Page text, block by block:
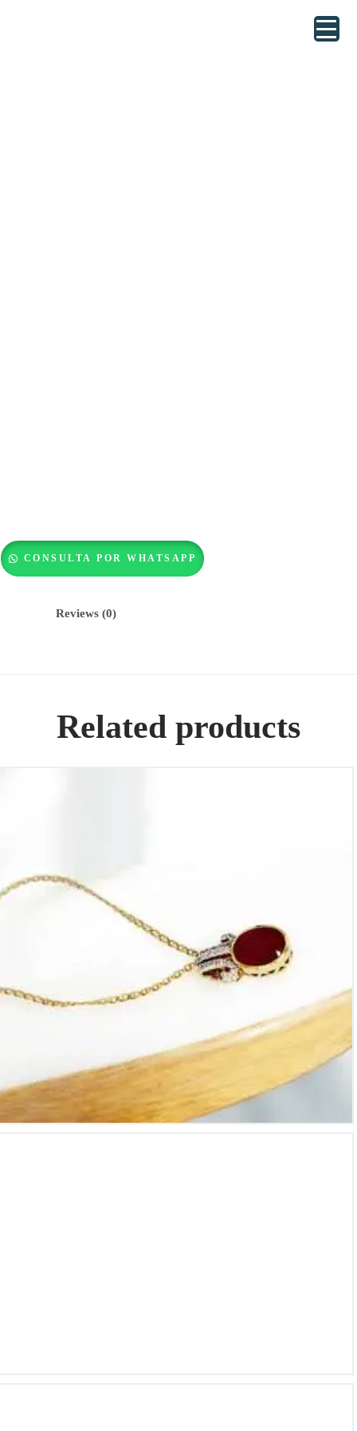
CONSULTA POR WHATSAPP
Reviews (0)
Related products